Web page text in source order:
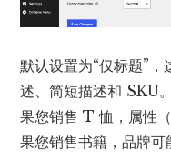
默认设置为“仅标题”
述、简短描述和 SKU
果您销售 T 恤，属性
果您销售书籍，品牌可